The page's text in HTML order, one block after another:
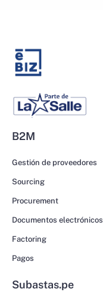
B2M
Gestión de proveedores
Sourcing
Procurement
Documentos electrónicos
Factoring
Pagos
Subastas.pe